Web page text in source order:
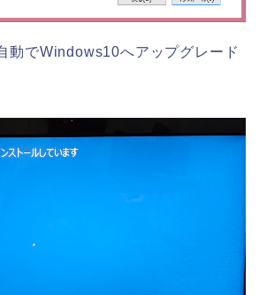
動でWindows10へアップグレード